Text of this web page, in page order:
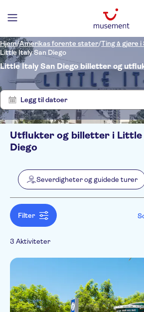
Hjem/Amerikas forente stater/Ting å gjøre i
Little Italy San Diego
Little Italy San Diego billetter og
Legg til datoer
FiltersPris (voksen)
Min NOK Max NOK
Upphämtning på hotellet
NO-PICKUP
Gratis kansellering
Øyeblikkelig bekreftelse
Elektronisk billett
Kategorier
Severdigheter og guidede
turer
Aktiviteter
Byaktiviteter
Aktivitetsspråk
English
Vis
3
resultater
Utflukter og billetter i Little
Diego
Severdigheter og guidede turer
Filter
3 Aktiviteter